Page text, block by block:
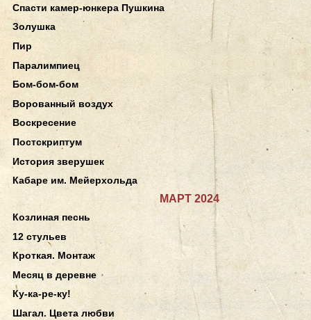
Спасти камер-юнкера Пушкина
Золушка
Пир
Паралимпиец
Бом-бом-бом
Ворованный воздух
Воскресение
Постскриптум
История зверушек
Кабаре им. Мейерхольда
МАРТ 2024
Козлиная песнь
12 стульев
Кроткая. Монтаж
Месяц в деревне
Ку-ка-ре-ку!
Шагал. Цвета любви